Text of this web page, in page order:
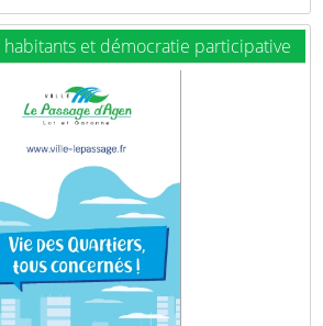
habitants et démocratie participative